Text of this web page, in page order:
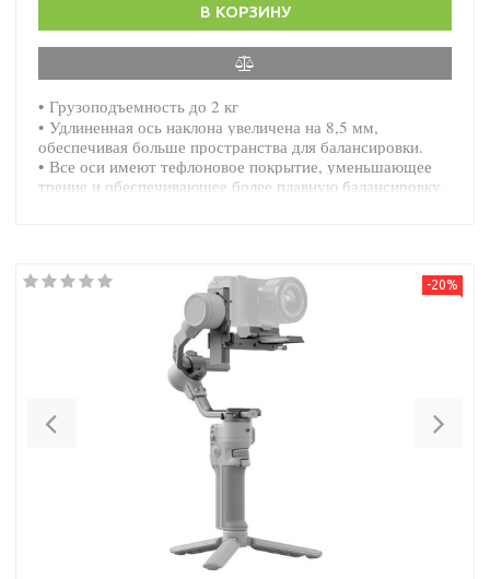
В КОРЗИНУ
• Грузоподъемность до 2 кг
• Удлиненная ось наклона увеличена на 8,5 мм,
обеспечивая больше пространства для балансировки.
• Все оси имеют тефлоновое покрытие, уменьшающее
трение и обеспечивающее более плавную балансировку.
-20%